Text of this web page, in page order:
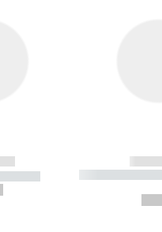
-----------